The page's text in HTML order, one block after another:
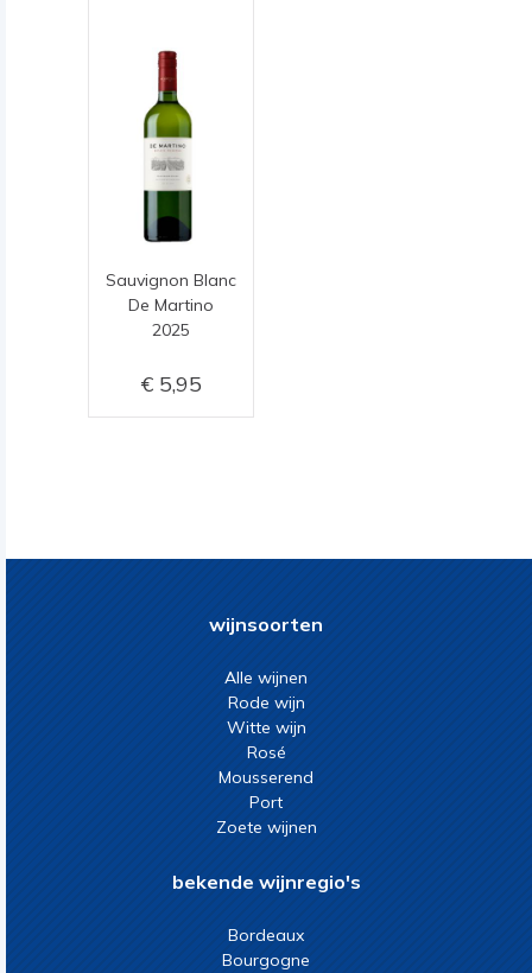
Sauvignon Blanc
De Martino
2025
5,95
wijnsoorten
Alle wijnen
Rode wijn
Witte wijn
Rosé
Mousserend
Port
Zoete wijnen
bekende wijnregio's
Bordeaux
Bourgogne